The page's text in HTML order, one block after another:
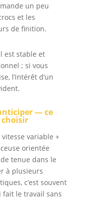
un peu
et les
de finition.
est stable et
; si vous
l’intérêt d’un
— ce
choisir
variable +
orientée
tenue dans le
à plusieurs
c’est souvent
le travail sans